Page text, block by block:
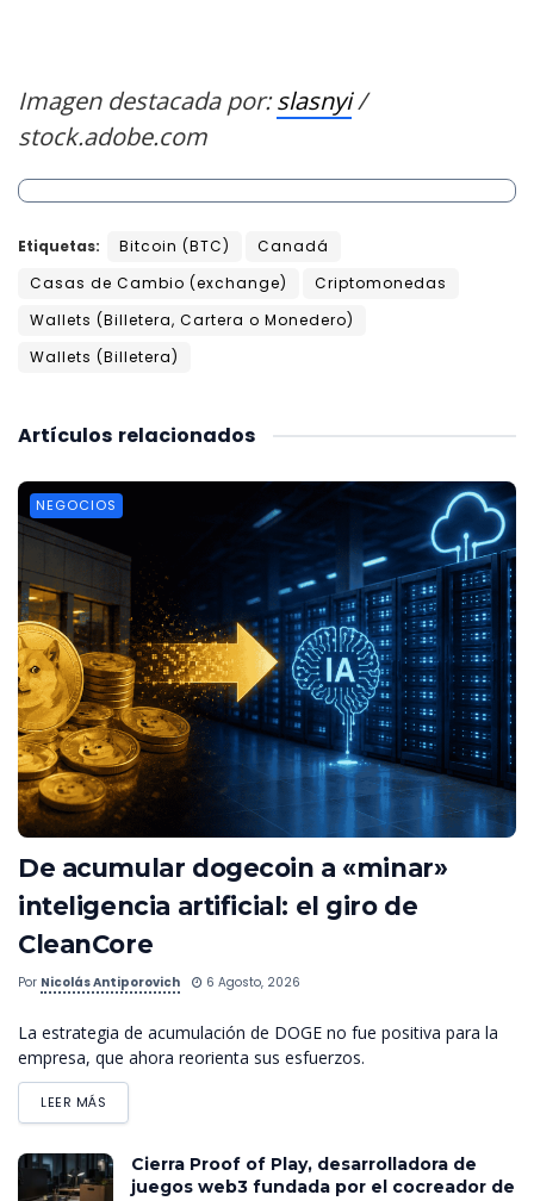
Imagen destacada por:slasnyi/
stock.adobe.com
Etiquetas: Bitcoin (BTC)
Canadá
Casas de Cambio (exchange)
Criptomonedas
Wallets (Billetera, Cartera o Monedero)
Wallets (Billetera)
relacionados
Artículos
NEGOCIOS
De acumular dogecoin a «minar»
inteligencia artificial: el giro de
CleanCore
Por Nicolás Antiporovich 6 Agosto, 2026
La estrategia de acumulación de DOGE no fue positiva para la
empresa, que ahora reorienta sus esfuerzos.
LEER MÁS
Cierra Proof of Play, desarrolladora de
juegos web3 fundada por el cocreador de